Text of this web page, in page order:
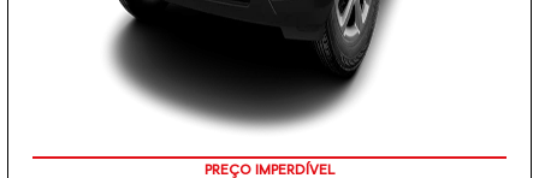
PREÇO IMPERDÍVEL